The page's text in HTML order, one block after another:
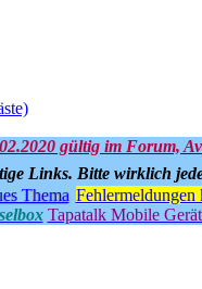
gültig im Forum,
Links. Bitte wirklich
Thema Fehlermeldungen
Tapatalk Mobile